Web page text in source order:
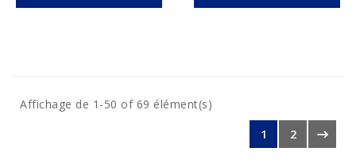
Affichage de 1-50 of 69 élément(s)
1
2